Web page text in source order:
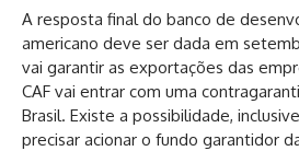
A resposta final do banco de
americano deve ser dada em
vai garantir as exportações das
CAF vai entrar com uma
Brasil. Existe a possibilidade,
precisar acionar o fundo garantidor